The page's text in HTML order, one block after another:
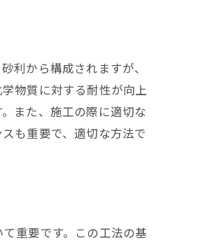
利から構成されますが、
物質に対する耐性が向上
また、施工の際に適切な
も重要で、適切な方法で
重要です。この工法の基